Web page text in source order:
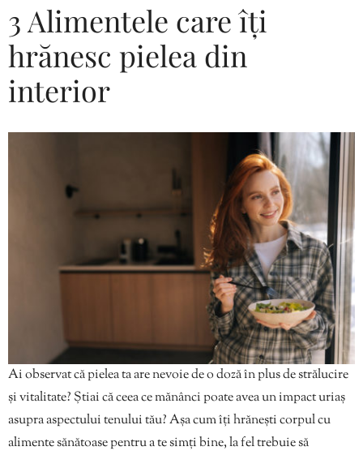
3 Alimentele care îți
hrănesc pielea din
interior
Ai observat că pielea ta are nevoie de o doză în plus de strălucire
și vitalitate? Știai că ceea ce mănânci poate avea un impact uriaș
asupra aspectului tenului tău? Așa cum îți hrănești corpul cu
alimente sănătoase pentru a te simți bine, la fel trebuie să